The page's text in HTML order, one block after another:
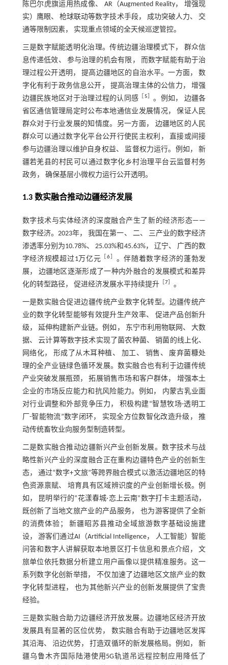
陈巴尔虎旗运用热成像、 AR（Augmented Reality， 增强现
实）鹰眼、 枪球联动等数字技术手段， 成功突破人力、 交
通等限制因素， 实现重点领域的全天候巡逻管控。
三是数字赋能透明化治理。传统边疆治理模式下， 群众信
息传递低效、 参与治理的机会有限， 而数字赋能有助于治
理过程公开透明， 提高边疆地区的自治水平。一方面， 数
字化有利于政务信息公开， 提高治理主体的公信力， 增强
边疆民族地区对于治理过程的认同感 ［5］ 。例如， 边疆各
省区通信管理局定时公布本地通信业发展情况， 保证人民
群众对于行业发展的知情度。另一方面， 边疆地区的人民
群众可以通过数字化平台公开行使民主权利， 直接或间接
参与边疆治理以维护自身权益、 监督权力运行。例如， 新
疆若羌县的村民可以通过数字化乡村治理平台云监督村务
政务， 确保基层小微权力运行公开透明。
1.3 数实融合推动边疆经济发展
数字技术与实体经济的深度融合产生了新的经济形态——
数字经济。2023年， 我国在第一、 二、 三产业的数字经济
渗透率分别为10.78%、 25.03%和45.63%， 辽宁、 广西的数
字经济规模超过1万亿元 ［6］ 。伴随着数字经济的蓬勃发
展， 边疆地区逐渐形成了一种内外融合的发展模式和差异
化的转型路径， 促进经济发展水平持续提升［7］ 。
一是数实融合促进边疆传统产业数字化转型。边疆传统产
业的数字化转型能够有效提升生产效率、 促进产品创新升
级， 延伸构建新产业链。例如， 东宁市利用物联网、 大数
据、 云计算等数字技术实现了菌农种菌、 销菌的线上化、
网络化， 形成了从木耳种植、 加工、 销售、 废弃菌糠处
理的全产业链绿色循环发展。数实融合也有利于边疆传统
产业突破发展瓶颈， 拓展销售市场和客户群体， 增强本土
企业的市场反应能力和抗风险能力。例如， 内蒙古乳业面
对行业调整和外部竞争压力， 积极构建“智慧牧场-透明工
厂-智能物流”数字闭环， 实现全方位数智化改造升级， 推
动传统畜牧业向服务型制造转型。
二是数实融合推动边疆新兴产业创新发展。数字技术与战
略性新兴产业的深度融合正在重构边疆特色产业的创新生
态， 通过“数字+文旅”等跨界融合模式以激活边疆地区的特
色资源禀赋、 培育具有区域辨识度的产业创新增长极。例
如， 昆明举行的“花漾春城·恋上云南”数字打卡主题活动，
既创新了当地文旅产业的产品服务， 也为游客提供了全新
的消费体验； 新疆昭苏县推动全域旅游数字基础设施建
设， 游客们通过AI（Artificial Intelligence， 人工智能）智能
问答和数字人讲解获取本地景区打卡信息和景点介绍， 文
旅单位依托数据分析建立用户画像以提供精准服务。这一
系列数字化创新举措， 不仅加速了边疆地区文旅产业的数
字化转型进程， 也为其他新兴产业的创新发展提供了宝贵
经验。
三是数实融合助力边疆经济开放发展。边疆地区经济开放
发展具有显著的区位优势， 数实融合有助于边疆地区发挥
其沿海、 沿边优势， 打造双循环的新发展格局。例如， 新
疆乌鲁木齐国际陆港使用5G轨道吊远程控制应用降低了